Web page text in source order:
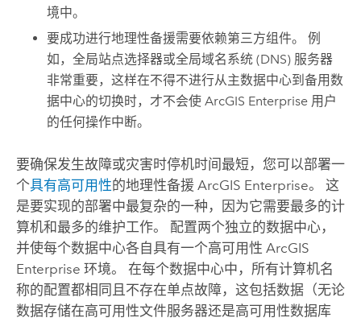
境中。
要成功进行地理性备援需要依赖第三方组件。 例
如，全局站点选择器或全局域名系统 (DNS) 服务器
非常重要，这样在不得不进行从主数据中心到备用数
据中心的切换时，才不会使ArcGIS Enterprise 用户
的任何操作中断。
要确保发生故障或灾害时停机时间最短，您可以部署一
个具有高可用性的地理性备援 ArcGIS Enterprise。 这
是要实现的部署中最复杂的一种，因为它需要最多的计
算机和最多的维护工作。 配置两个独立的数据中心，
并使每个数据中心各自具有一个高可用性 ArcGIS
Enterprise 环境。 在每个数据中心中，所有计算机名
称的配置都相同且不存在单点故障，这包括数据（无论
数据存储在高可用性文件服务器还是高可用性数据库